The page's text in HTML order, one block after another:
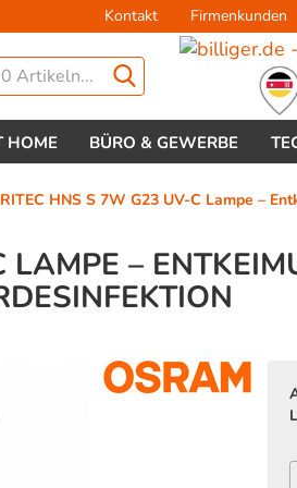
Kontakt Firmenkunden
Lieferland
HOME BÜRO & GEWERBE
HNS S 7W G23 UV-C Lampe –
–